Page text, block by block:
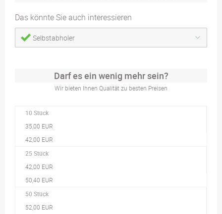
Das könnte Sie auch interessieren
Selbstabholer
Darf es ein wenig mehr sein?
Wir bieten Ihnen Qualität zu besten Preisen
10 Stück
35,00 EUR
42,00 EUR
25 Stück
42,00 EUR
50,40 EUR
50 Stück
52,00 EUR